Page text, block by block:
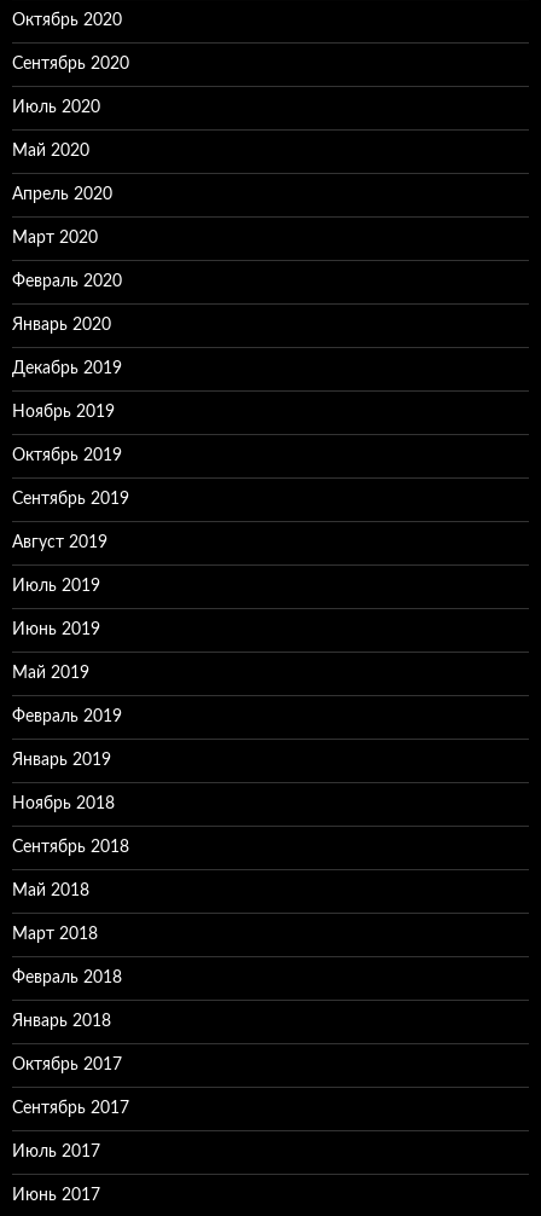
Октябрь 2020
Сентябрь 2020
Июль 2020
Май 2020
Апрель 2020
Март 2020
Февраль 2020
Январь 2020
Декабрь 2019
Ноябрь 2019
Октябрь 2019
Сентябрь 2019
Август 2019
Июль 2019
Июнь 2019
Май 2019
Февраль 2019
Январь 2019
Ноябрь 2018
Сентябрь 2018
Май 2018
Март 2018
Февраль 2018
Январь 2018
Октябрь 2017
Сентябрь 2017
Июль 2017
Июнь 2017